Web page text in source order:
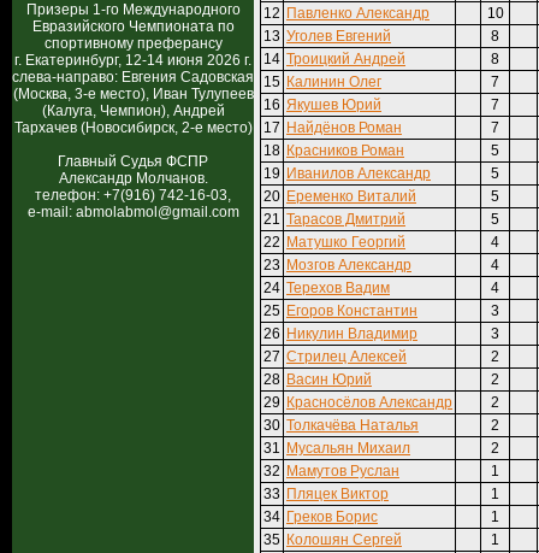
Призеры 1-го Международного
Евразийского Чемпионата по
спортивному преферансу
г. Екатеринбург, 12-14 июня 2026 г.
слева-направо: Евгения Садовская
(Москва, 3-е место), Иван Тулупеев
(Калуга, Чемпион), Андрей
Тархачев (Новосибирск, 2-е место)
Главный Судья ФСПР
Александр Молчанов.
телефон: +7(916) 742-16-03,
e-mail: abmolabmol@gmail.com
12 Павленко Александр
10
13 Уголев Евгений
8
14 Троицкий Андрей
8
15 Калинин Олег
7
16 Якушев Юрий
7
17 Найдёнов Роман
7
18 Красников Роман
5
19 Иванилов Александр
5
20 Еременко Виталий
5
21 Тарасов Дмитрий
5
22 Матушко Георгий
4
23 Мозгов Александр
4
24 Терехов Вадим
4
25 Егоров Константин
3
26 Никулин Владимир
3
27 Стрилец Алексей
2
28 Васин Юрий
2
29 Красносёлов Александр
2
30 Толкачёва Наталья
2
31 Мусальян Михаил
2
32 Мамутов Руслан
1
33 Пляцек Виктор
1
34 Греков Борис
1
35 Колошян Сергей
1